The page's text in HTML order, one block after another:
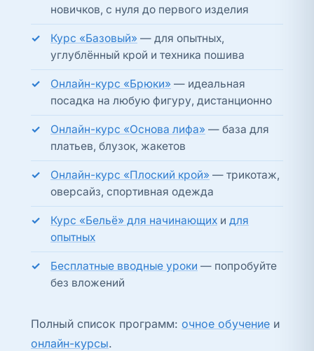
новичков, с нуля до первого изделия
Курс «Базовый» — для опытных,
углублённый крой и техника пошива
Онлайн-курс «Брюки» — идеальная
посадка на любую фигуру, дистанционно
Онлайн-курс «Основа лифа» — база для
платьев, блузок, жакетов
Онлайн-курс «Плоский крой» — трикотаж,
оверсайз, спортивная одежда
Курс «Бельё» для начинающих и для
опытных
Бесплатные вводные уроки — попробуйте
без вложений
Полный список программ: очное обучение и
онлайн-курсы.